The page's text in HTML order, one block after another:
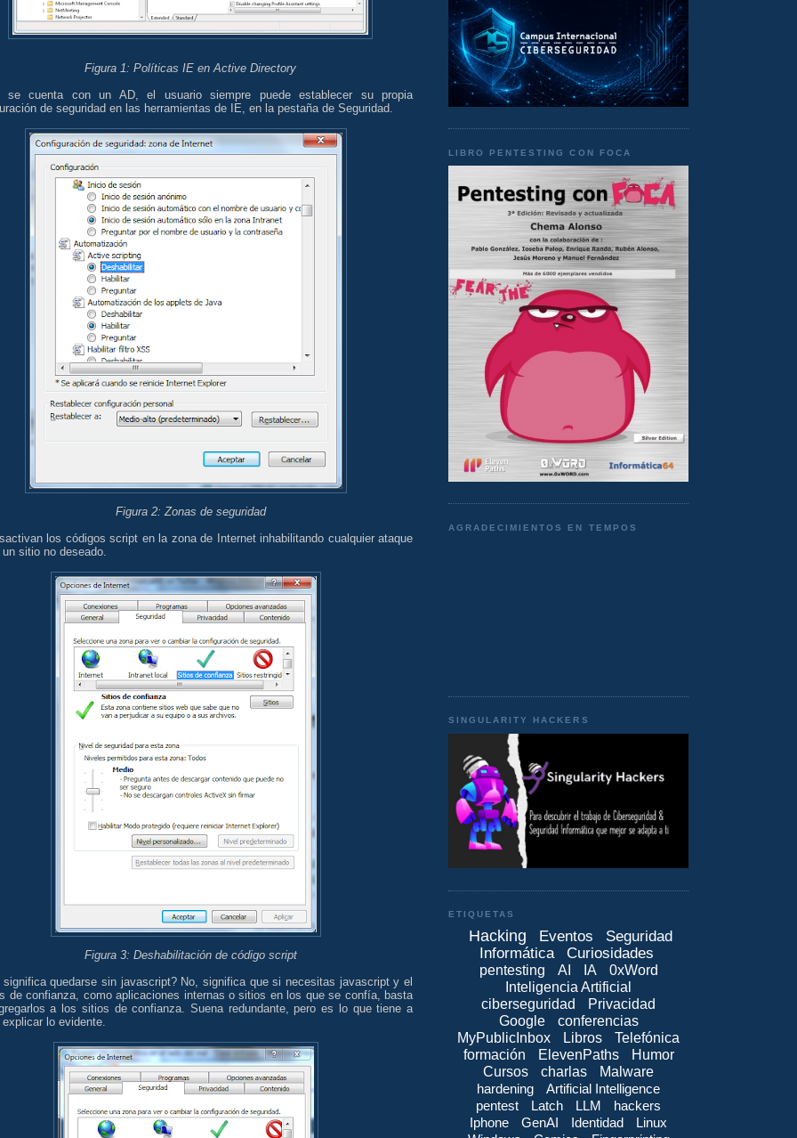
Figura 1: Políticas IE en Active Directory
cuenta con un AD, el usuario siempre puede establecer su propia
de seguridad en las herramientas de IE, en la pestaña de Seguridad.
Figura 2: Zonas de seguridad
los códigos script en la zona de Internet inhabilitando cualquier ataque
sitio no deseado.
Figura 3: Deshabilitación de código script
quedarse sin javascript? No, significa que si necesitas javascript y el
de confianza, como aplicaciones internas o sitios en los que se confía, basta
a los sitios de confianza. Suena redundante, pero es lo que tiene a
lo evidente.
LIBRO PENTESTING CON FOCA
AGRADECIMIENTOS EN TEMPOS
SINGULARITY HACKERS
ETIQUETAS
Hacking Eventos
Seguridad
Informática
Curiosidades
pentesting AI IA
0xWord
Inteligencia Artificial
ciberseguridad
Privacidad
Google
conferencias
MyPublicInbox
Libros
Telefónica
formación
ElevenPaths
Humor
Cursos
charlas
Malware
hardening
Artificial Intelligence
pentest
Latch LLM
hackers
Iphone
GenAI Identidad
Linux